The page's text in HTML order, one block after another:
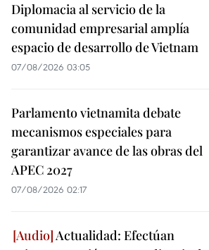
Diplomacia al servicio de la
comunidad empresarial amplía
espacio de desarrollo de Vietnam
07/08/2026 03:05
Parlamento vietnamita debate
mecanismos especiales para
garantizar avance de las obras del
APEC 2027
07/08/2026 02:17
Actualidad: Efectúan